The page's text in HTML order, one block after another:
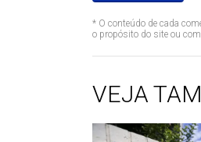
* O conteúdo de cada
o propósito do site ou
VEJA